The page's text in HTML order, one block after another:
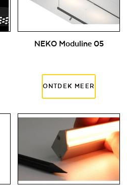
NEKO Moduline 05